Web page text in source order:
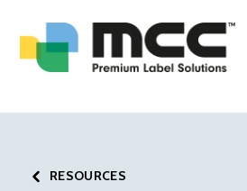
RESOURCES